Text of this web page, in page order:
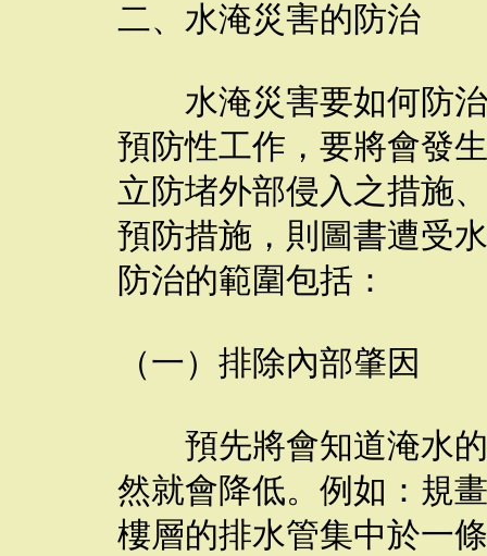
二、水淹災害的防治
水淹災害要如何防治
預防性工作，要將會發
立防堵外部侵入之措施
預防措施，則圖書遭受
防治的範圍包括：
（一）排除內部肇因
預先將會知道淹水的
然就會降低。例如：規
樓層的排水管集中於一